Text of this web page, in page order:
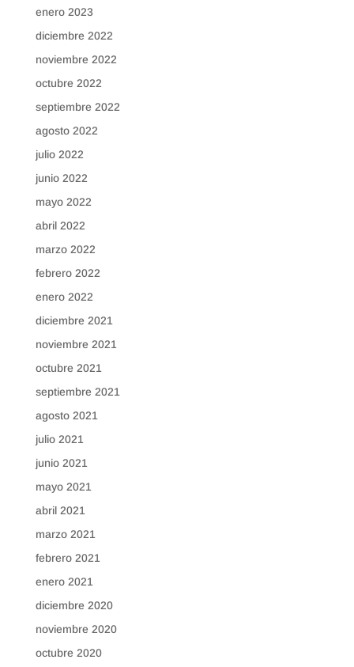
enero 2023
diciembre 2022
noviembre 2022
octubre 2022
septiembre 2022
agosto 2022
julio 2022
junio 2022
mayo 2022
abril 2022
marzo 2022
febrero 2022
enero 2022
diciembre 2021
noviembre 2021
octubre 2021
septiembre 2021
agosto 2021
julio 2021
junio 2021
mayo 2021
abril 2021
marzo 2021
febrero 2021
enero 2021
diciembre 2020
noviembre 2020
octubre 2020